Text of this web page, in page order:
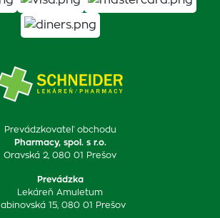
Prevádzkovateľ obchodu
Pharmacy, spol. s r.o.
Oravská 2, 080 01 Prešov
Prevádzka
Lekáreň Amuletum
15, 080 01 Prešov